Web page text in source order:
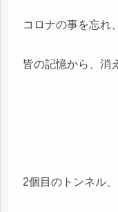
コロナの事を忘れ、
皆の記憶から、消
2個目のトンネル、